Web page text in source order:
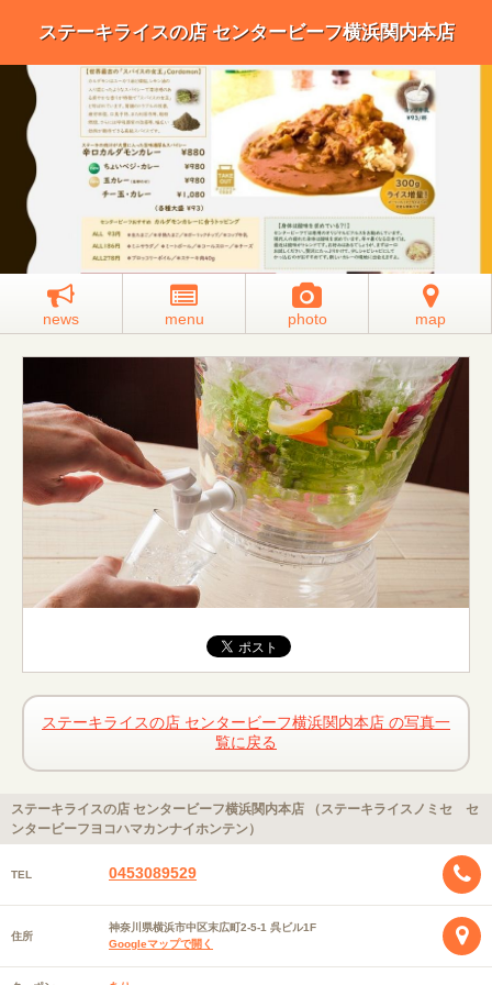
ステーキライスの店 センタービーフ横浜関内本店
news menu photo map
ステーキライスの店 センタービーフ横浜関内本店 の写真一
覧に戻る
ステーキライスの店 センタービーフ横浜関内本店 （ステーキライスノミセ セ
ンタービーフヨコハマカンナイホンテン）
TEL 0453089529
住所
神奈川県横浜市中区末広町2-5-1 呉ビル1F
Googleマップで開く